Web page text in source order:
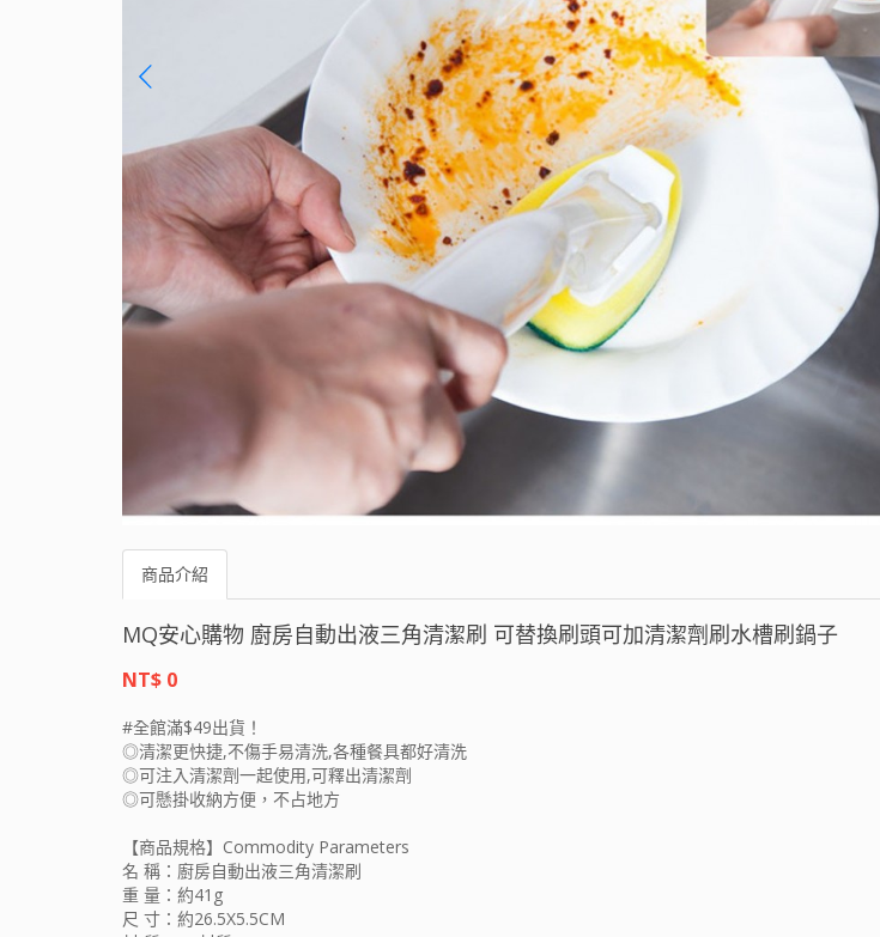
商品介紹
MQ安心購物 廚房自動出液三角清潔刷 可替換刷頭可加清潔劑刷水槽刷鍋子
NT$ 0
#全館滿$49出貨！
◎清潔更快捷,不傷手易清洗,各種餐具都好清洗
◎可注入清潔劑一起使用,可釋出清潔劑
◎可懸掛收納方便，不占地方
【商品規格】Commodity Parameters
名 稱：廚房自動出液三角清潔刷
重 量：約41g
尺 寸：約26.5X5.5CM